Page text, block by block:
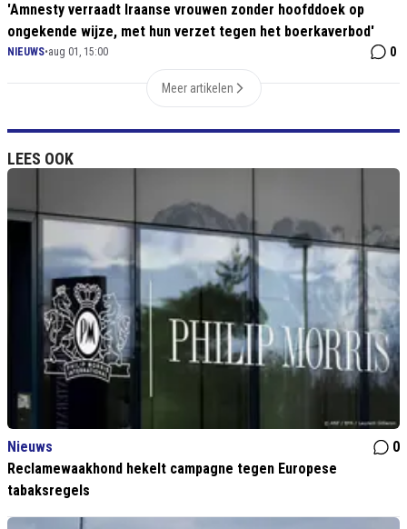
'Amnesty verraadt Iraanse vrouwen zonder hoofddoek op
ongekende wijze, met hun verzet tegen het boerkaverbod'
NIEUWS•aug 01, 15:00 0
Meer artikelen
LEES OOK
Nieuws
0
Reclamewaakhond hekelt campagne tegen Europese
tabaksregels